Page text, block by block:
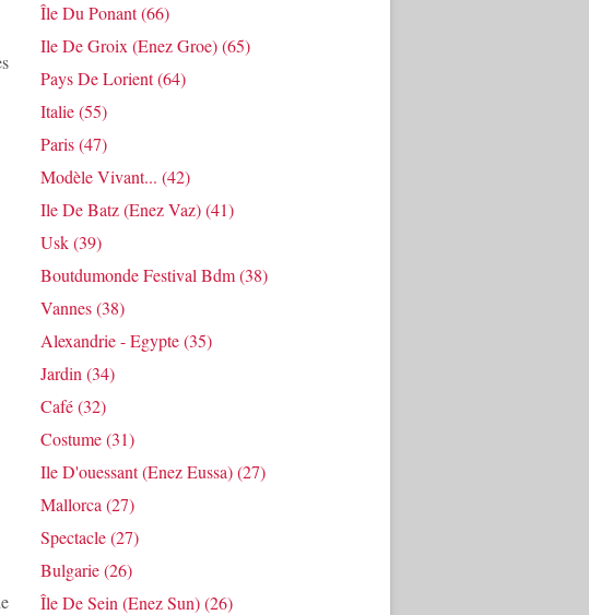
Île Du Ponant(66)
Ile De Groix (enez Groe)(65)
Pays De Lorient(64)
Italie(55)
Paris(47)
Modèle Vivant... (42)
Ile De Batz (enez Vaz)(41)
Usk(39)
Boutdumonde Festival Bdm(38)
Vannes(38)
Alexandrie - Egypte(35)
Jardin (34)
Café(32)
Costume(31)
Ile D'ouessant (enez Eussa)(27)
Mallorca (27)
Spectacle(27)
Bulgarie(26)
Île De Sein (enez Sun)(26)